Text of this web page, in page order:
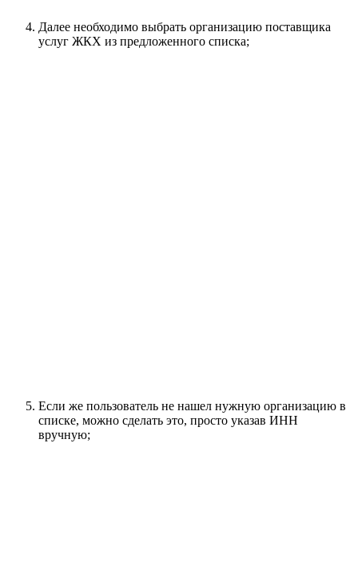
Далее необходимо выбрать организацию поставщика
услуг ЖКХ из предложенного списка;
Если же пользователь не нашел нужную организацию в
списке, можно сделать это, просто указав ИНН
вручную;